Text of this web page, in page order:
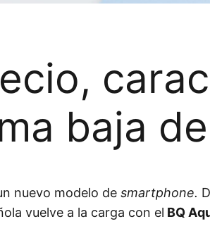
baja
nuevo modelo de smartphone.
vuelve a la carga con el BQ